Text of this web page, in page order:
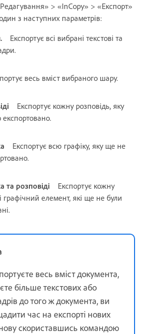
> «InCopy» > «Експорт»
з наступних параметрів:
Експортує всі вибрані текстові та
весь вміст вибраного шару.
Експортує кожну розповідь, яку
Експортує всю графіку, яку ще не
та розповіді
Експортує кожну
графічний елемент, які ще не були
весь вміст документа,
більше текстових або
до того ж документа, ви
час на експорті нових
скориставшись командою